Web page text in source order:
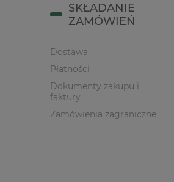
SKŁADANIE
ZAMÓWIEŃ
Dostawa
Płatności
Dokumenty zakupu i
faktury
Zamówienia zagraniczne